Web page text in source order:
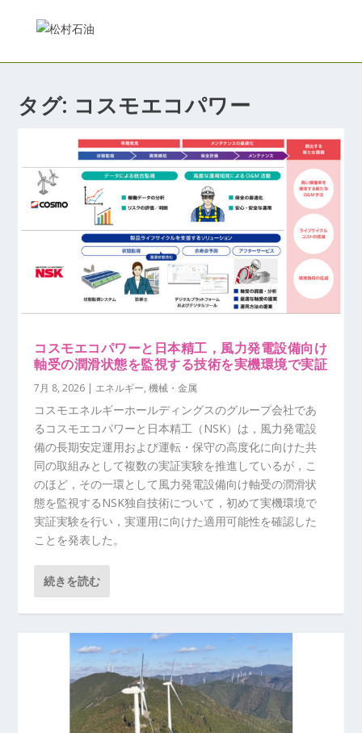
タグ: コスモエコパワー
コスモエコパワーと日本精工，風力発電設備向け
軸受の潤滑状態を監視する技術を実機環境で実証
7月 8, 2026 | エネルギー,機械・金属
コスモエネルギーホールディングスのグループ会社であ
るコスモエコパワーと日本精工（NSK）は，風力発電設
備の長期安定運用および運転・保守の高度化に向けた共
同の取組みとして複数の実証実験を推進しているが，こ
のほど，その一環として風力発電設備向け軸受の潤滑状
態を監視するNSK独自技術について，初めて実機環境で
実証実験を行い，実運用に向けた適用可能性を確認した
ことを発表した。
続きを読む